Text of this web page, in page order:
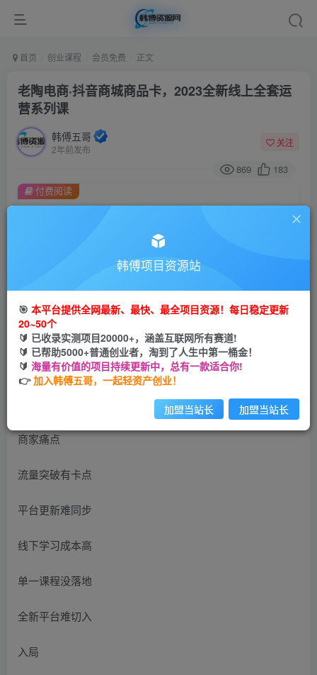
首页 创业课程 会员免费 正文
老陶电商·抖音商城商品卡，​2023全新线上全套运
营系列课
韩傅五哥
2年前发布
关注
869 183
金币9.9金币99
立即购买
您当前未登录！建议登陆后购买，可保存购买订单
付费阅读
商家痛点
流量突破有卡点
平台更新难同步
线下学习成本高
单一课程没落地
全新平台难切入
入局
韩傅项目资源站
🎯 本平台提供全网最新、最快、最全项目资源！每日稳定更新
20~50个
🔰 已收录实测项目20000+，涵盖互联网所有赛道!
🔰 已帮助5000+普通创业者，淘到了人生中第一桶金！
🔰 海量有价值的项目持续更新中，总有一款适合你!
👉加入韩傅五哥，一起轻资产创业！
加盟当站长 加盟当站长